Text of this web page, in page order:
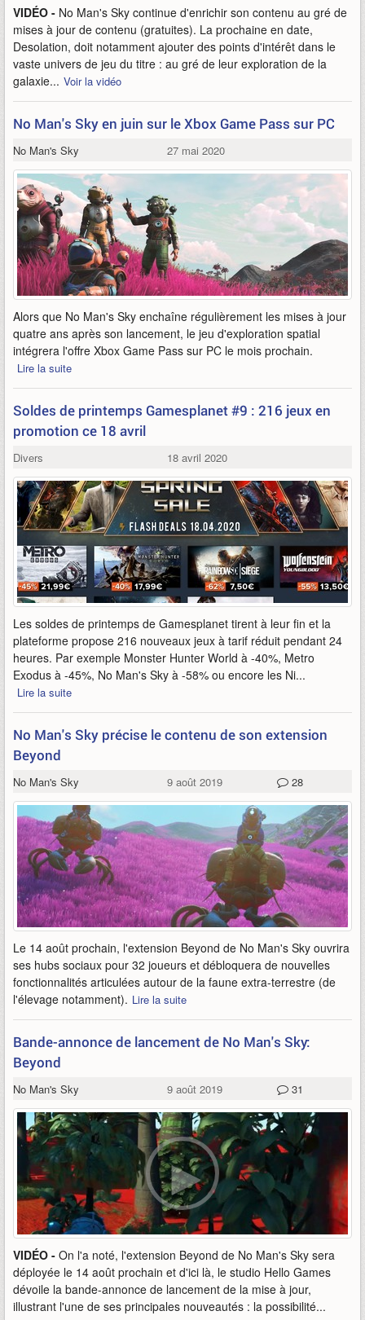
VIDÉO - No Man's Sky continue d'enrichir son contenu au gré de
mises à jour de contenu (gratuites). La prochaine en date,
Desolation, doit notamment ajouter des points d'intérêt dans le
vaste univers de jeu du titre : au gré de leur exploration de la
galaxie... Voir la vidéo
No Man's Sky en juin sur le Xbox Game Pass sur PC
No Man's Sky 27 mai 2020
Alors que No Man's Sky enchaîne régulièrement les mises à jour
quatre ans après son lancement, le jeu d'exploration spatial
intégrera l'offre Xbox Game Pass sur PC le mois prochain.
Lire la suite
Soldes de printemps Gamesplanet #9 : 216 jeux en
promotion ce 18 avril
Divers 18 avril 2020
Les soldes de printemps de Gamesplanet tirent à leur fin et la
plateforme propose 216 nouveaux jeux à tarif réduit pendant 24
heures. Par exemple Monster Hunter World à -40%, Metro
Exodus à -45%, No Man's Sky à -58% ou encore les Ni...
Lire la suite
No Man's Sky précise le contenu de son extension
Beyond
No Man's Sky 9 août 2019 28
Le 14 août prochain, l'extension Beyond de No Man's Sky ouvrira
ses hubs sociaux pour 32 joueurs et débloquera de nouvelles
fonctionnalités articulées autour de la faune extra-terrestre (de
l'élevage notamment). Lire la suite
Bande-annonce de lancement de No Man's Sky:
Beyond
No Man's Sky 9 août 2019 31
VIDÉO - On l'a noté, l'extension Beyond de No Man's Sky sera
déployée le 14 août prochain et d'ici là, le studio Hello Games
dévoile la bande-annonce de lancement de la mise à jour,
illustrant l'une de ses principales nouveautés : la possibilité...